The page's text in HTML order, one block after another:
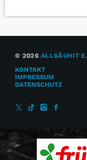
© 2026ALLGÄUHIT
KONTAKT
IMPRESSUM
DATENSCHUTZ